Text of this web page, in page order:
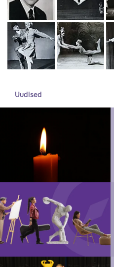
Uudised